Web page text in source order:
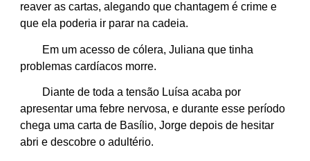
reaver as cartas, alegando que chantagem é crime e
que ela poderia ir parar na cadeia.
Em um acesso de cólera, Juliana que tinha
problemas cardíacos morre.
Diante de toda a tensão Luísa acaba por
apresentar uma febre nervosa, e durante esse período
chega uma carta de Basílio, Jorge depois de hesitar
abri e descobre o adultério.